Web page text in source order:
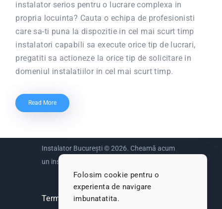
instalator serios pentru o lucrare complexa in
propria locuinta? Cauta o echipa de profesionisti
care sa-ti puna la dispozitie in cel mai scurt timp
instalatori capabili sa execute orice tip de lucrari,
pregatiti sa actioneze la orice tip de solicitare in
domeniul instalatiilor in cel mai scurt timp.
Read More
Instalator București © 2026. Cheamă acum
un instalator sanitar.
Termeni si conditii-ANPC
Folosim cookie pentru o
experienta de navigare
imbunatatita.